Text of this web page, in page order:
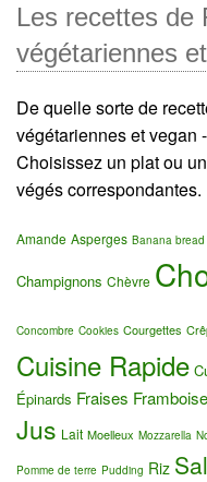
Les recettes de
végétariennes
De quelle sorte de
végétariennes et vegan
Choisissez un plat ou
végés correspondantes.
Amande Asperges Banana bread
Champignons Chèvre
Concombre Cookies Courgettes
Cuisine Rapide
Épinards Fraises
Jus Lait Moelleux Mozzarella
Pomme de terre Pudding Riz